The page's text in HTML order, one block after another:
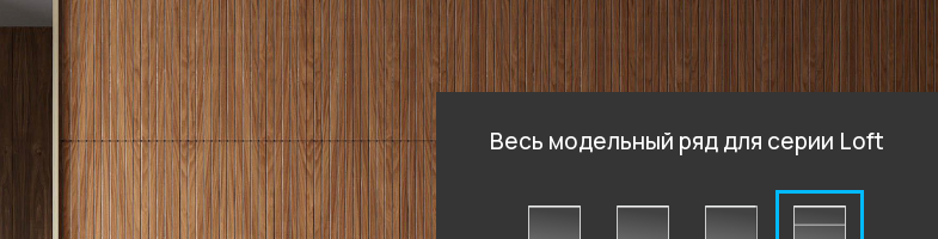
Весь модельный ряд для серии Loft